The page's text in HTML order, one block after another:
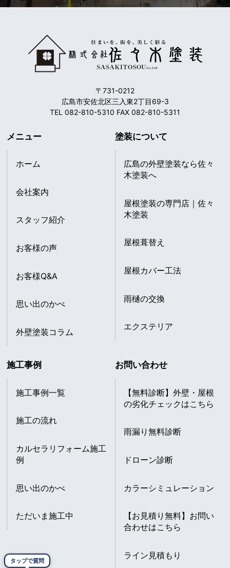
タップで質問
〒731-0212
広島市安佐北区三入東2丁目69-3
TEL 082-810-5310 FAX 082-810-5311
メニュー
ホーム
会社案内
スタッフ紹介
お客様の声
お客様Q&A
思い出のかべ
外壁塗装コラム
塗装について
広島の外壁塗装なら佐々
木塗装へ
屋根塗装の専門店｜佐々
木塗装
屋根葺替え
屋根カバー工法
雨樋の交換
エクステリア
施工事例
施工事例一覧
施工の流れ
カルセラリフォーム施工
例
思い出のかべ
ただいま施工中
お問い合わせ
【無料診断】外壁・屋根
の劣化チェックはこちら
雨漏り無料診断
ドローン診断
カラーシミュレーション
【お見積り無料】お問い
合わせはこちら
ライン見積もり